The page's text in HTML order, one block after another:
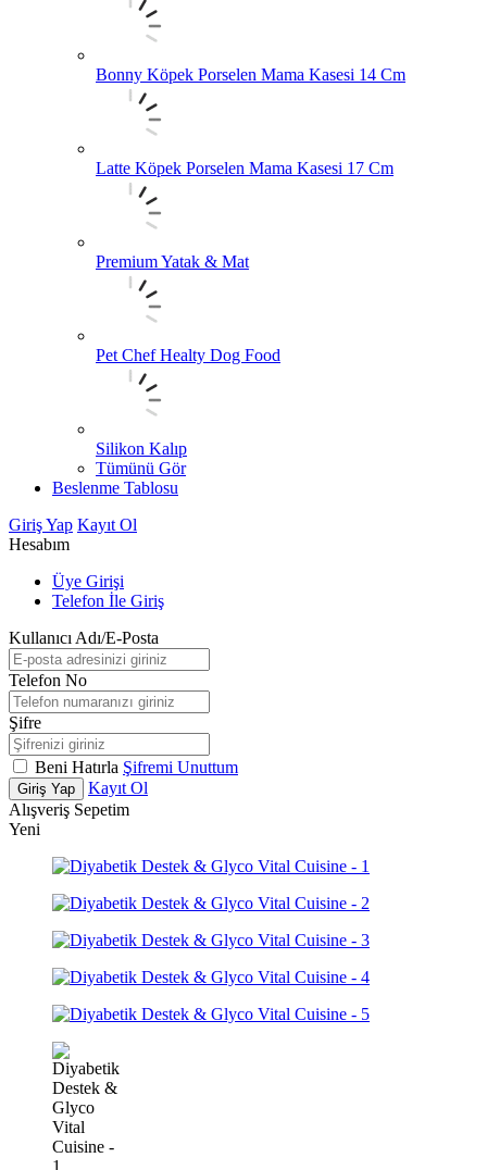
Bonny Köpek Porselen Mama Kasesi 14 Cm
Latte Köpek Porselen Mama Kasesi 17 Cm
Premium Yatak & Mat
Pet Chef Healty Dog Food
Silikon Kalıp
Tümünü Gör
Beslenme Tablosu
Giriş Yap Kayıt Ol
Hesabım
Üye Girişi
Telefon İle Giriş
Kullanıcı Adı/E-Posta
Telefon No
Şifre
Beni Hatırla Şifremi Unuttum
Giriş Yap
Kayıt Ol
Alışveriş Sepetim
Yeni